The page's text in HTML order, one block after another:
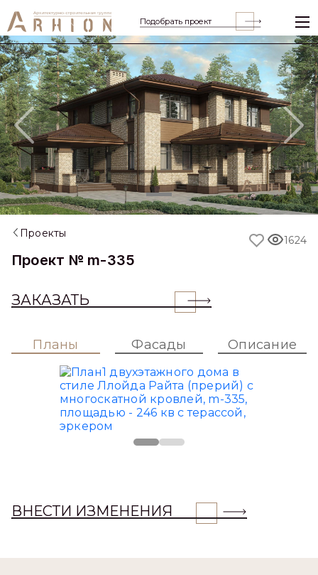
Подобрать проект
Previous
Проекты
Проект № m-335
ЗАКАЗАТЬ
1624
Планы Фасады Описание
ВНЕСТИ ИЗМЕНЕНИЯ